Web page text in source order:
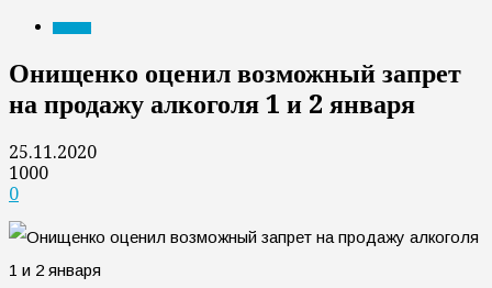
Онищенко оценил возможный запрет
на продажу алкоголя 1 и 2 января
25.11.2020
1000
0